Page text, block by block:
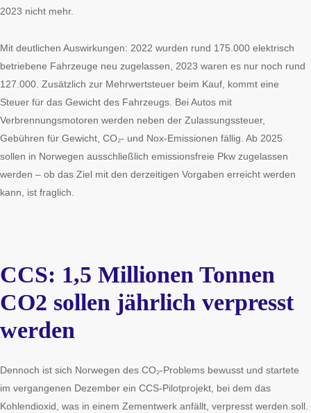
2023 nicht mehr.
Mit deutlichen Auswirkungen: 2022 wurden rund 175.000 elektrisch
betriebene Fahrzeuge neu zugelassen, 2023 waren es nur noch rund
127.000. Zusätzlich zur Mehrwertsteuer beim Kauf, kommt eine
Steuer für das Gewicht des Fahrzeugs. Bei Autos mit
Verbrennungsmotoren werden neben der Zulassungssteuer,
Gebühren für Gewicht, CO₂- und Nox-Emissionen fällig. Ab 2025
sollen in Norwegen ausschließlich emissionsfreie Pkw zugelassen
werden – ob das Ziel mit den derzeitigen Vorgaben erreicht werden
kann, ist fraglich.
CCS: 1,5 Millionen Tonnen
CO2 sollen jährlich verpresst
werden
Dennoch ist sich Norwegen des CO₂-Problems bewusst und startete
im vergangenen Dezember ein CCS-Pilotprojekt, bei dem das
Kohlendioxid, was in einem Zementwerk anfällt, verpresst werden soll.